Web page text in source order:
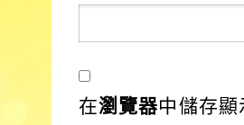
在瀏覽器中儲存